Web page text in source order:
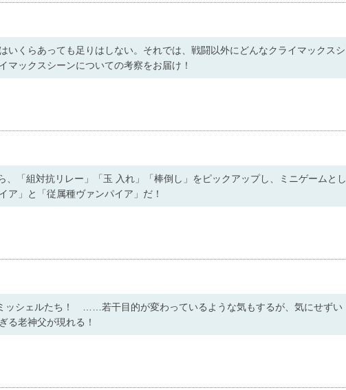
いくらあっても足りはしない。それでは、戦闘以外にどんなクライマックスシ
ックスシーンについての考察をお届け！
「組対抗リレー」「玉 入れ」「棒倒し」をピックアップし、ミニゲームとし
」と「従属種ヴァンパイア」だ！
ッシェルたち！ ……若干目的が変わっているような気もするが、気にせずい
る老神父が現れる！